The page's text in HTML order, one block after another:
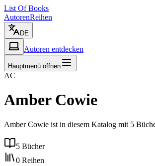
List Of Books
AutorenReihen
DE
Autoren entdecken
Hauptmenü öffnen
AC
Amber Cowie
Amber Cowie ist in diesem Katalog mit 5
5 Bücher
0 Reihen